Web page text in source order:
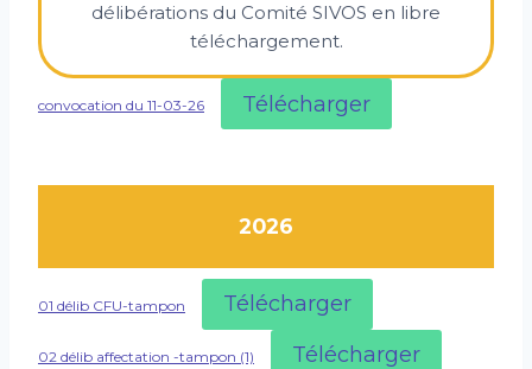
délibérations du Comité SIVOS en libre
téléchargement.
convocation du 11-03-26 Télécharger
2026
01 délib CFU-tampon Télécharger
02 délib affectation -tampon (1) Télécharger